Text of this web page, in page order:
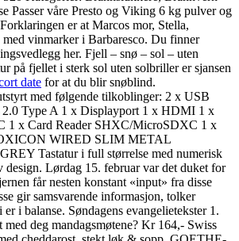
Passer våre Presto og Viking 6 kg pulver og
er at Marcos mor, Stella,
vinmarker i Barbaresco. Du finner
her. Fjell – snø – sol – uten
på fjellet i sterk sol uten solbriller er sjansen
date for at du blir snøblind.
med følgende tilkoblinger: 2 x USB
Type A 1 x Displayport 1 x HDMI 1 x
1 x Card Reader SHXC/MicroSDXC 1 x
WIRED SLIM METAL
Tastatur i full størrelse med numerisk
design. Lørdag 15. februar var det duket for
får nesten konstant «input» fra disse
gir samsvarende informasjon, tolker
i balanse. Søndagens evangelietekster 1.
deg mandagsmøtene? Kr 164,- Swiss